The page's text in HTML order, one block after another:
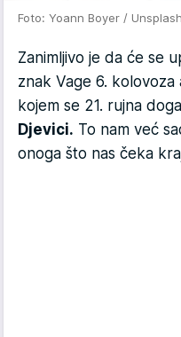
Foto: Yoann Boyer / Unsplash
Zanimljivo je da će se
znak Vage 6.
kojem se 21. rujna
Djevici. To nam već
onoga što nas čeka